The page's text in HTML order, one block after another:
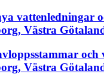
vattenledningar
Västra
och
Västra